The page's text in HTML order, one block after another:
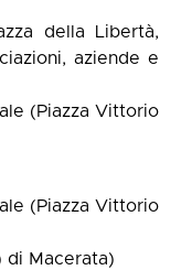
della Libertà,
aziende e
(Piazza Vittorio
(Piazza Vittorio
di Macerata)